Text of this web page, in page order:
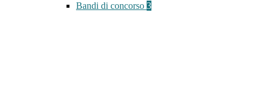
Bandi di concorso 3